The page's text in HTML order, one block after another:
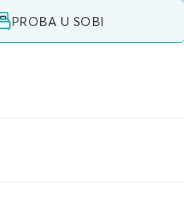
PROBA U SOBI